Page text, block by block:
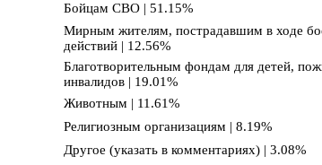
Бойцам СВО | 51.15%
Мирным жителям, пострадавшим в ходе
действий | 12.56%
Благотворительным фондам для детей,
инвалидов | 19.01%
Животным | 11.61%
Религиозным организациям | 8.19%
Другое (указать в комментариях) | 3.08%